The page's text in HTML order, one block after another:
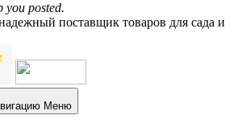
you posted.
поставщик товаров для сада и
Меню